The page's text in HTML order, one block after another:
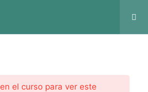
en el curso para ver este